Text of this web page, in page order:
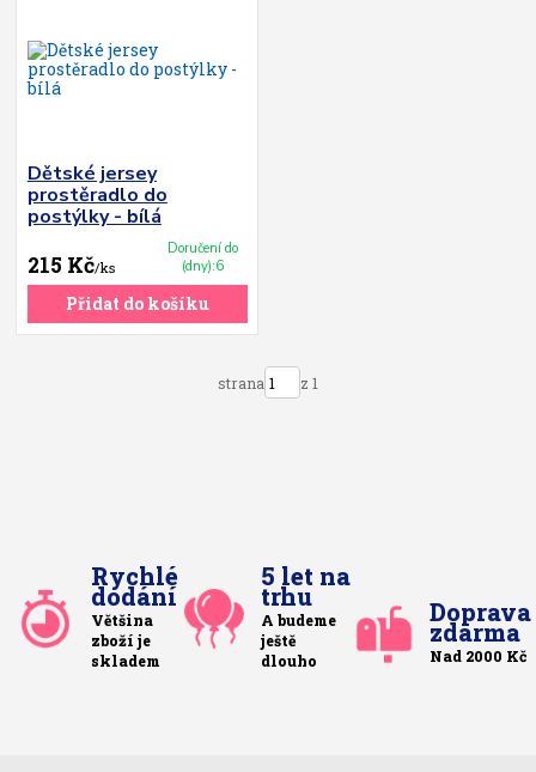
Dětské jersey
prostěradlo do
postýlky - bílá
215 Kč/ks
Doručení do
(dny):6
Přidat do košíku
strana z 1
Rychlé
dodání
Většina
zboží je
skladem
5 let na
trhu
A budeme
ještě
dlouho
Doprava
zdarma
Nad 2000 Kč